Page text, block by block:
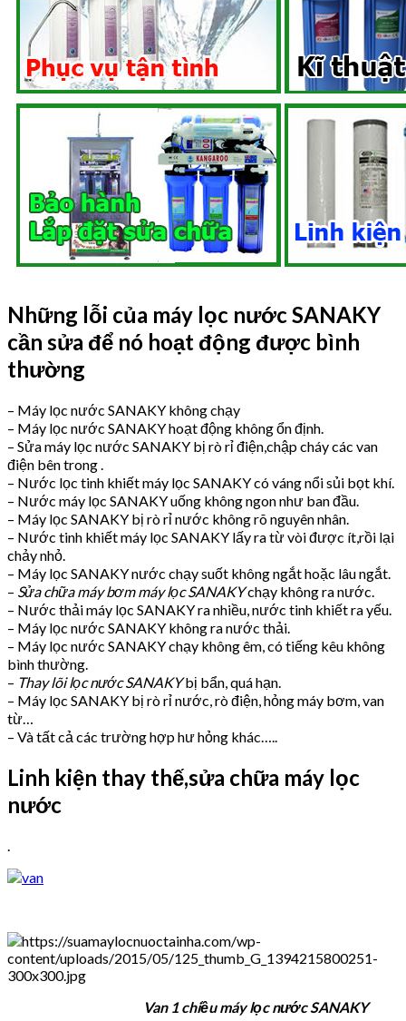
Những lỗi của máy lọc nước SANAKY
cần sửa để nó hoạt động được bình
thường
– Máy lọc nước SANAKY không chạy
– Máy lọc nước SANAKY hoạt động không ổn định.
– Sửa máy lọc nước SANAKY bị rò rỉ điện,chập cháy các van
điện bên trong .
– Nước lọc tinh khiết máy lọc SANAKY có váng nổi sủi bọt khí.
– Nước máy lọc SANAKY uống không ngon như ban đầu.
– Máy lọc SANAKY bị rò rỉ nước không rõ nguyên nhân.
– Nước tinh khiết máy lọc SANAKY lấy ra từ vòi được ít,rồi lại
chảy nhỏ.
– Máy lọc SANAKY nước chạy suốt không ngắt hoặc lâu ngắt.
– Sửa chữa máy bơm máy lọc SANAKYchạy không ra nước.
– Nước thải máy lọc SANAKY ra nhiều, nước tinh khiết ra yếu.
– Máy lọc nước SANAKY không ra nước thải.
– Máy lọc nước SANAKY chạy không êm, có tiếng kêu không
bình thường.
– Thay lõi lọc nước SANAKYbị bẩn, quá hạn.
– Máy lọc SANAKY bị rò rỉ nước, rò điện, hỏng máy bơm, van
từ…
– Và tất cả các trường hợp hư hỏng khác…..
Linh kiện thay thế,sửa chữa máy lọc
nước
Van 1 chiều máy lọc nước SANAKY